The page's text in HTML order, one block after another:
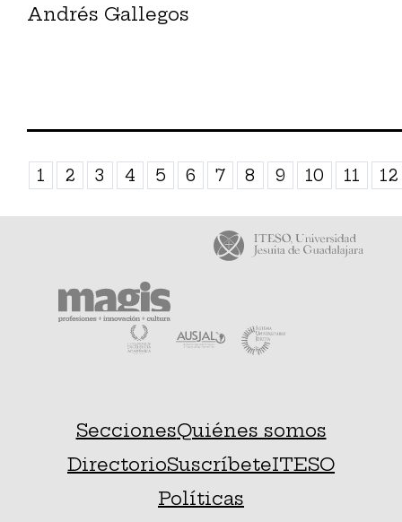
Andrés Gallegos
1 2 3 4 5 6 7 8 9 10 11 12
SeccionesQuiénes somos
DirectorioSuscríbeteITESO
Políticas